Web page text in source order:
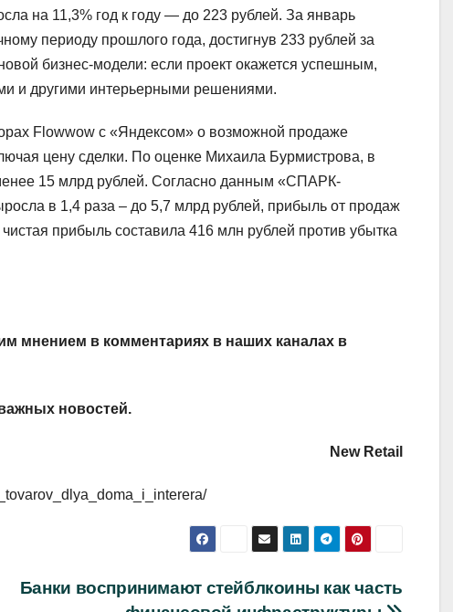
на 11,3% год к году — до 223 рублей. За январь
периоду прошлого года, достигнув 233 рублей за
бизнес-модели: если проект окажется успешным,
и другими интерьерными решениями.
Flowwow с «Яндексом» о возможной продаже
цену сделки. По оценке Михаила Бурмистрова, в
15 млрд рублей. Согласно данным «СПАРК-
в 1,4 раза – до 5,7 млрд рублей, прибыль от продаж
прибыль составила 416 млн рублей против убытка
мнением в комментариях в наших каналах в
новостей.
New Retail
Банки воспринимают стейблкоины как часть